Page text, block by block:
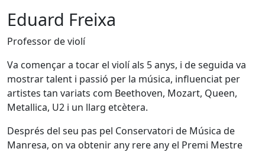
Eduard Freixa
Professor de violí
Va començar a tocar el violí als 5 anys, i de seguida va
mostrar talent i passió per la música, influenciat per
artistes tan variats com Beethoven, Mozart, Queen,
Metallica, U2 i un llarg etcètera.
Després del seu pas pel Conservatori de Música de
Manresa, on va obtenir any rere any el Premi Mestre